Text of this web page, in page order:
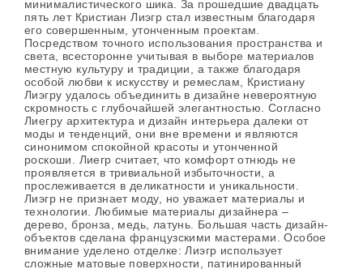
минималистического шика. За прошедшие двадцать
пять лет Кристиан Лиэгр стал известным благодаря
его совершенным, утонченным проектам.
Посредством точного использования пространства и
света, всесторонне учитывая в выборе материалов
местную культуру и традиции, а также благодаря
особой любви к искусству и ремеслам, Кристиану
Лиэгру удалось объединить в дизайне невероятную
скромность с глубочайшей элегантностью. Согласно
Лиегру архитектура и дизайн интерьера далеки от
моды и тенденций, они вне времени и являются
синонимом спокойной красоты и утонченной
роскоши. Лиегр считает, что комфорт отнюдь не
проявляется в тривиальной избыточности, а
прослеживается в деликатности и уникальности.
Лиэгр не признает моду, но уважает материалы и
технологии. Любимые материалы дизайнера –
дерево, бронза, медь, латунь. Большая часть дизайн-
объектов сделана французскими мастерами. Особое
внимание уделено отделке: Лиэгр использует
сложные матовые поверхности, патинированный